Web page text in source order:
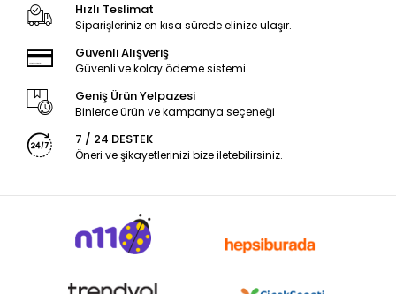
Hızlı Teslimat
Siparişleriniz en kısa sürede elinize ulaşır.
Güvenli Alışveriş
Güvenli ve kolay ödeme sistemi
Geniş Ürün Yelpazesi
Binlerce ürün ve kampanya seçeneği
7 / 24 DESTEK
Öneri ve şikayetlerinizi bize iletebilirsiniz.